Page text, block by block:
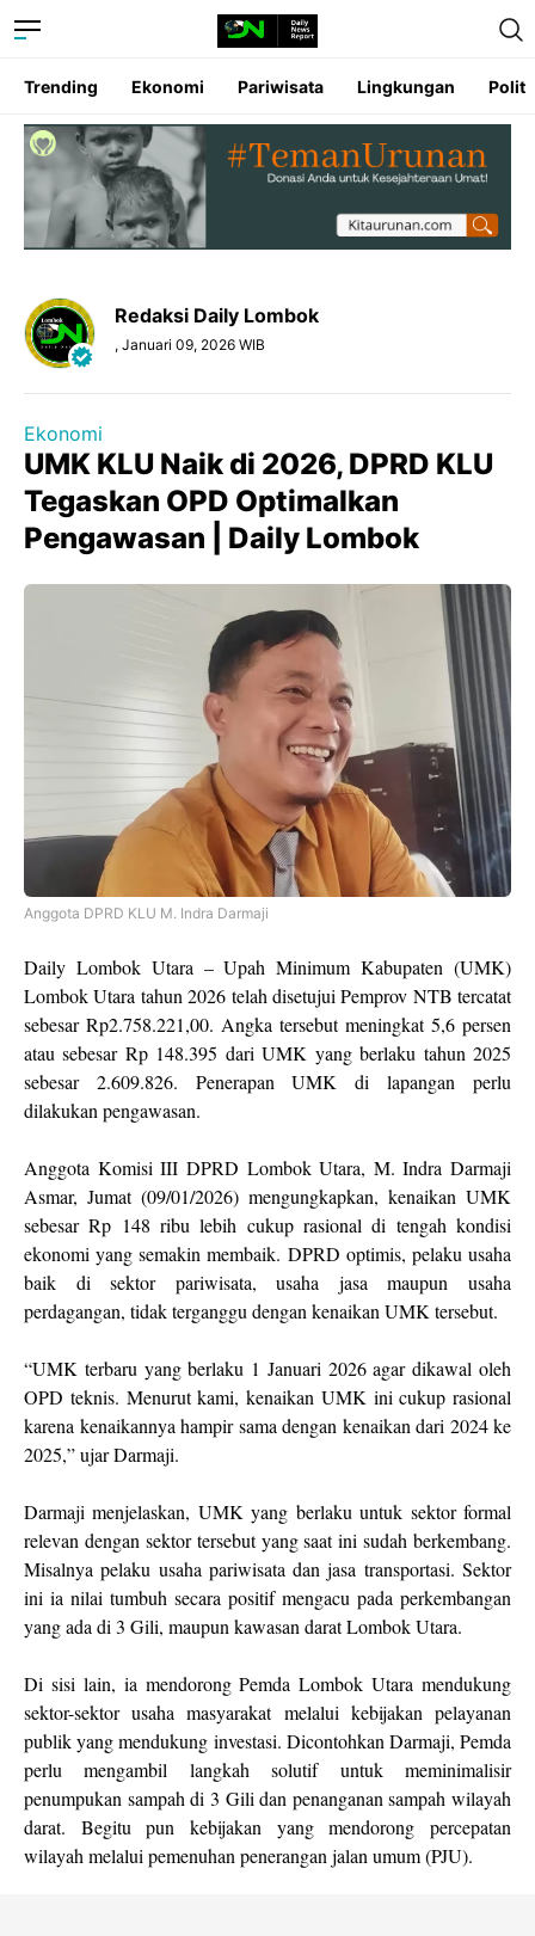
Trending Ekonomi Pariwisata Lingkungan
Redaksi Daily Lombok
, Januari 09, 2026 WIB
Ekonomi
UMK KLU Naik di 2026, DPRD KLU
Tegaskan OPD Optimalkan
Pengawasan | Daily Lombok
Anggota DPRD KLU M. Indra Darmaji
Daily Lombok Utara – Upah Minimum Kabupaten (UMK)
Lombok Utara tahun 2026 telah disetujui Pemprov NTB tercatat
sebesar Rp2.758.221,00. Angka tersebut meningkat 5,6 persen
atau sebesar Rp 148.395 dari UMK yang berlaku tahun 2025
sebesar 2.609.826. Penerapan UMK di lapangan perlu
dilakukan pengawasan.
Anggota Komisi III DPRD Lombok Utara, M. Indra Darmaji
Asmar, Jumat (09/01/2026) mengungkapkan, kenaikan UMK
sebesar Rp 148 ribu lebih cukup rasional di tengah kondisi
ekonomi yang semakin membaik. DPRD optimis, pelaku usaha
baik di sektor pariwisata, usaha jasa maupun usaha
perdagangan, tidak terganggu dengan kenaikan UMK tersebut.
“UMK terbaru yang berlaku 1 Januari 2026 agar dikawal oleh
OPD teknis. Menurut kami, kenaikan UMK ini cukup rasional
karena kenaikannya hampir sama dengan kenaikan dari 2024 ke
2025,” ujar Darmaji.
Darmaji menjelaskan, UMK yang berlaku untuk sektor formal
relevan dengan sektor tersebut yang saat ini sudah berkembang.
Misalnya pelaku usaha pariwisata dan jasa transportasi. Sektor
ini ia nilai tumbuh secara positif mengacu pada perkembangan
yang ada di 3 Gili, maupun kawasan darat Lombok Utara.
Di sisi lain, ia mendorong Pemda Lombok Utara mendukung
sektor-sektor usaha masyarakat melalui kebijakan pelayanan
publik yang mendukung investasi. Dicontohkan Darmaji, Pemda
perlu mengambil langkah solutif untuk meminimalisir
penumpukan sampah di 3 Gili dan penanganan sampah wilayah
darat. Begitu pun kebijakan yang mendorong percepatan
wilayah melalui pemenuhan penerangan jalan umum (PJU).